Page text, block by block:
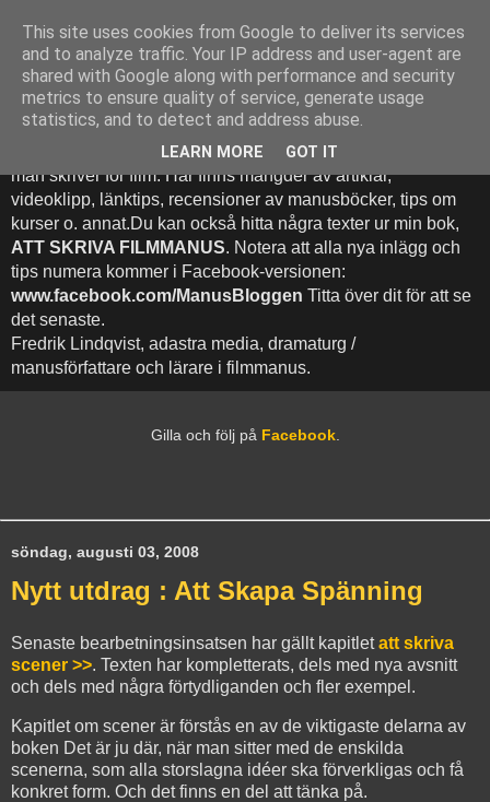
Att Skriva Filmmanus -
Bloggen
Denna blogg inehhåller runt 500 (!) inlägg med fokus på hur
man skriver för film. Här finns mängder av artiklar,
videoklipp, länktips, recensioner av manusböcker, tips om
kurser o. annat.Du kan också hitta några texter ur min bok,
ATT SKRIVA FILMMANUS. Notera att alla nya inlägg och
tips numera kommer i Facebook-versionen:
www.facebook.com/ManusBloggen Titta över dit för att se
det senaste.
Fredrik Lindqvist, adastra media, dramaturg /
manusförfattare och lärare i filmmanus.
Gilla och följ på Facebook.
söndag, augusti 03, 2008
Nytt utdrag : Att Skapa Spänning
Senaste bearbetningsinsatsen har gällt kapitletatt skriva
scener >>. Texten har kompletterats, dels med nya avsnitt
och dels med några förtydliganden och fler exempel.
Kapitlet om scener är förstås en av de viktigaste delarna av
boken Det är ju där, när man sitter med de enskilda
scenerna, som alla storslagna idéer ska förverkligas och få
konkret form. Och det finns en del att tänka på.
This site uses cookies from Google to deliver its services
and to analyze traffic. Your IP address and user-agent are
shared with Google along with performance and security
metrics to ensure quality of service, generate usage
statistics, and to detect and address abuse.
LEARN MORE GOT IT